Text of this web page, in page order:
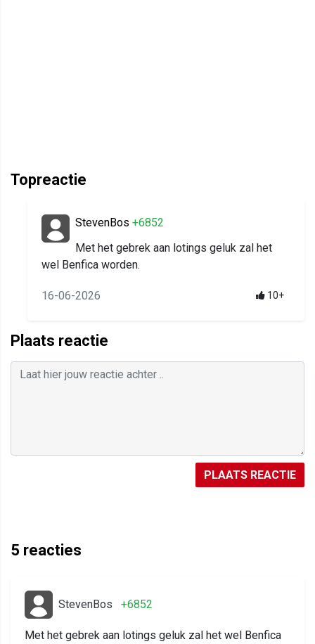
Topreactie
StevenBos +6852
Met het gebrek aan lotings geluk zal het
wel Benfica worden.
16-06-2026 10+
Plaats reactie
PLAATS REACTIE
5 reacties
StevenBos +6852
Met het gebrek aan lotings geluk zal het wel Benfica